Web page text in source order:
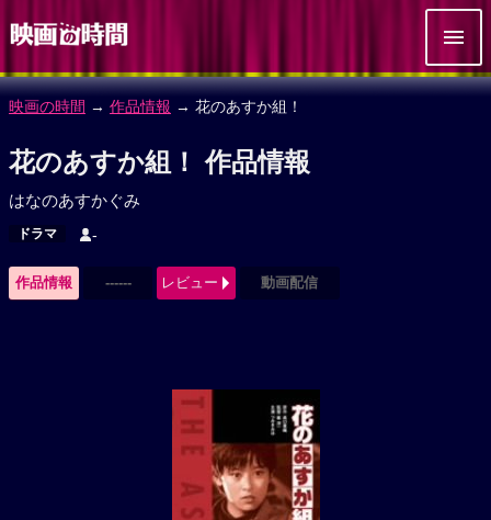
映画の時間 → 作品情報 → 花のあすか組！
花のあすか組！ 作品情報
はなのあすかぐみ
ドラマ -
作品情報 ------ レビュー 動画配信